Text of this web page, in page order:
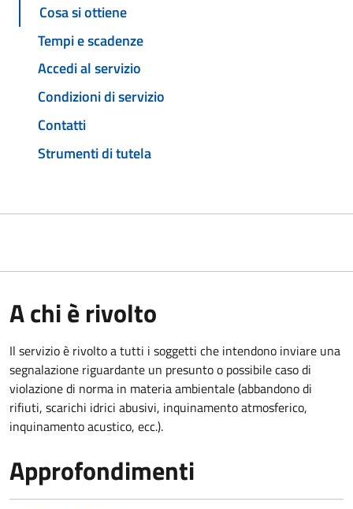
Cosa si ottiene
Tempi e scadenze
Accedi al servizio
Condizioni di servizio
Contatti
Strumenti di tutela
A chi è rivolto
Il servizio è rivolto a tutti i soggetti che intendono inviare una
segnalazione riguardante un presunto o possibile caso di
violazione di norma in materia ambientale (abbandono di
rifiuti, scarichi idrici abusivi, inquinamento atmosferico,
inquinamento acustico, ecc.).
Approfondimenti